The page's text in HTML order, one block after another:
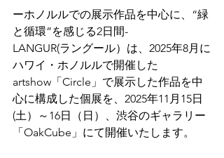
ーホノルルでの展示作品を中心に、“緑
と循環”を感じる2日間-
LANGUR(ラングール）は、2025年8月に
ハワイ・ホノルルで開催した
artshow「Circle」で展示した作品を中
心に構成した個展を、2025年11月15日
(土）～16日（日）、渋谷のギャラリー
「OakCube」にて開催いたします。